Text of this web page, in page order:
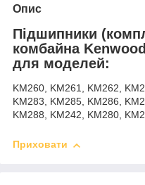
Опис
Підшипники
комбайна
для моделей:
KM260, KM261, KM262,
KM283, KM285, KM286,
KM288, KM242, KM280,
Приховати